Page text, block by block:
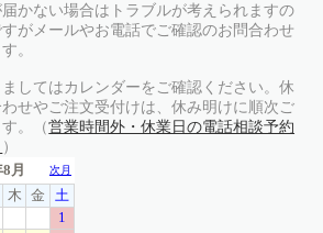
かない場合はトラブルが考えられますの
がメールやお電話でご確認のお問合わせ
。
してはカレンダーをご確認ください。休
せやご注文受付けは、休み明けに順次ご
。（営業時間外・休業日の電話相談予約
）